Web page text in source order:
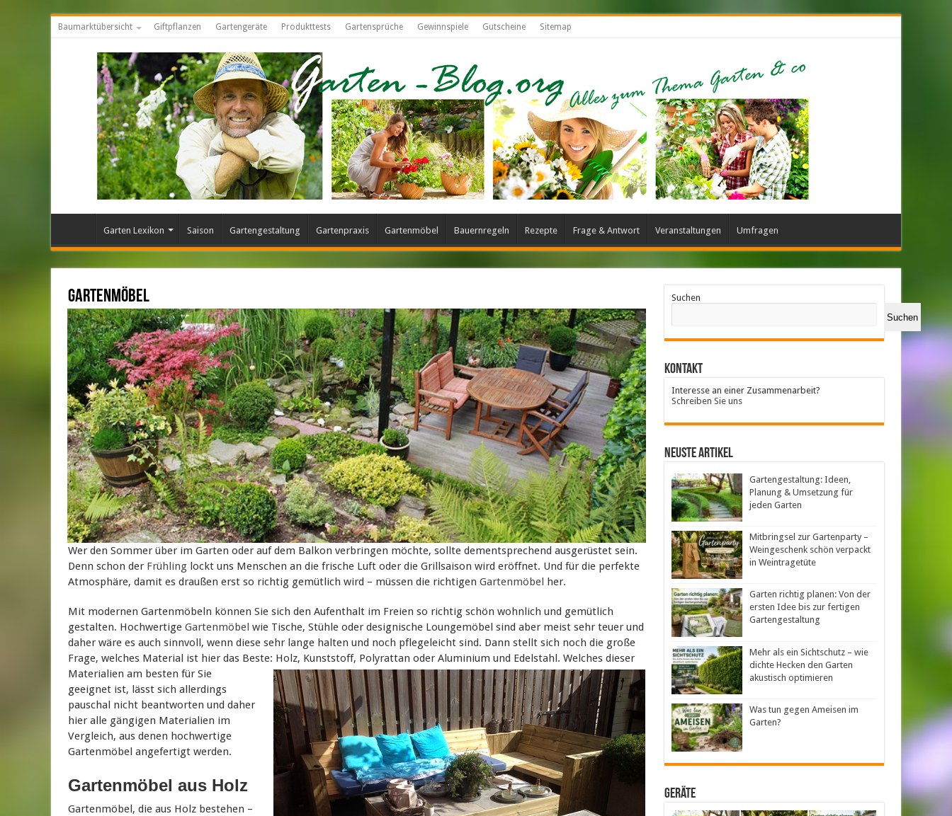
Baumarktübersicht Giftpflanzen Gartengeräte Produkttests Gartensprüche Gewinnspiele Gutscheine Sitemap
Garten Lexikon Saison Gartengestaltung Gartenpraxis Gartenmöbel Bauernregeln Rezepte Frage & Antwort Veranstaltungen Umfragen
Gartenmöbel
Wer den Sommer über im Garten oder auf dem Balkon verbringen möchte, sollte dementsprechend ausgerüstet sein.
Denn schon der Frühling lockt uns Menschen an die frische Luft oder die Grillsaison wird eröffnet. Und für die perfekte
Atmosphäre, damit es draußen erst so richtig gemütlich wird – müssen die richtigen Gartenmöbel her.
Mit modernen Gartenmöbeln können Sie sich den Aufenthalt im Freien so richtig schön wohnlich und gemütlich
gestalten. Hochwertige Gartenmöbel wie Tische, Stühle oder designische Loungemöbel sind aber meist sehr teuer und
daher wäre es auch sinnvoll, wenn diese sehr lange halten und noch pflegeleicht sind. Dann stellt sich noch die große
Frage, welches Material ist hier das Beste: Holz, Kunststoff, Polyrattan oder Aluminium und Edelstahl. Welches dieser
Materialien am besten für Sie
geeignet ist, lässt sich allerdings
pauschal nicht beantworten und daher
hier alle gängigen Materialien im
Vergleich, aus denen hochwertige
Gartenmöbel angefertigt werden.
Gartenmöbel aus Holz
Gartenmöbel, die aus Holz bestehen –
Suchen
Suchen
Kontakt
Interesse an einer Zusammenarbeit?
Schreiben Sie uns
neuste Artikel
Gartengestaltung: Ideen,
Planung & Umsetzung für
jeden Garten
Mitbringsel zur Gartenparty –
Weingeschenk schön verpackt
in Weintragetüte
Garten richtig planen: Von der
ersten Idee bis zur fertigen
Gartengestaltung
Mehr als ein Sichtschutz – wie
dichte Hecken den Garten
akustisch optimieren
Was tun gegen Ameisen im
Garten?
Geräte